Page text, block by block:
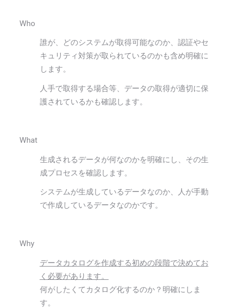
Who
誰が、どのシステムが取得可能なのか、認証やセ
キュリティ対策が取られているのかも含め明確に
します。
人手で取得する場合等、データの取得が適切に保
護されているかも確認します。
What
生成されるデータが何なのかを明確にし、その生
成プロセスを確認します。
システムが生成しているデータなのか、人が手動
で作成しているデータなのかです。
Why
データカタログを作成する初めの段階で決めてお
く必要があります。
何がしたくてカタログ化するのか？明確にしま
す。